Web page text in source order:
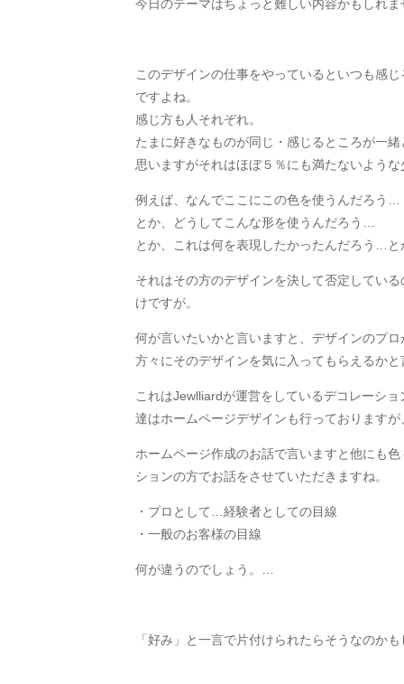
今日のテーマはちょっと難しい内容かもしれ
このデザインの仕事をやっているといつも感
ですよね。
感じ方も人それぞれ。
たまに好きなものが同じ・感じるところが一
思いますがそれはほぼ５％にも満たないよう
例えば、なんでここにこの色を使うんだろう…
とか、どうしてこんな形を使うんだろう…
とか、これは何を表現したかったんだろう…
それはその方のデザインを決して否定してい
けですが。
何が言いたいかと言いますと、デザインのプ
方々にそのデザインを気に入ってもらえるか
これはJewlliardが運営をしているデコレーシ
達はホームページデザインも行っております
ホームページ作成のお話で言いますと他にも
ションの方でお話をさせていただきますね。
・プロとして…経験者としての目線
・一般のお客様の目線
何が違うのでしょう。…
「好み」と一言で片付けられたらそうなのか